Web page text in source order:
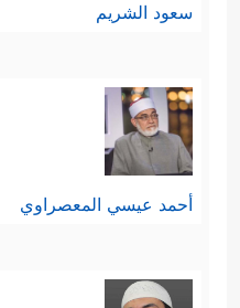
سعود الشريم
أحمد عيسي المعصراوي